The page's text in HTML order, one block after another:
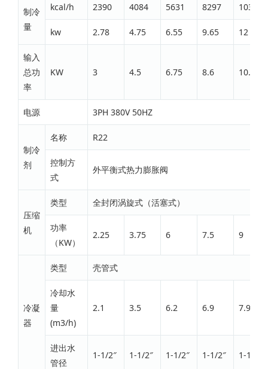
制冷
量
kcal/h 2390 4084 5631 8297 10317
kw 2.78 4.75 6.55 9.65 12
输入
总功
率
KW 3 4.5 6.75 8.6 10.1
电源 3PH 380V 50HZ
制冷
剂
名称 R22
控制方
式
外平衡式热力膨胀阀
压缩
机
类型 全封闭涡旋式（活塞式）
功率
（KW）
2.25 3.75 6 7.5 9
冷凝
器
类型 壳管式
冷却水
量
(m3/h)
2.1 3.5 6.2 6.9 7.9
进出水
管径
1-1/2″ 1-1/2″ 1-1/2″ 1-1/2″ 1-1/2″